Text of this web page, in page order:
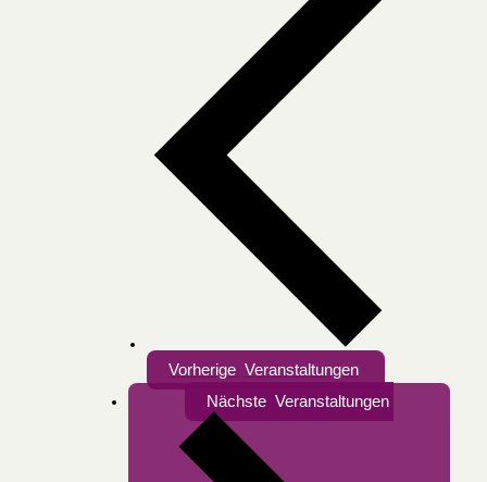
Vorherige Veranstaltungen
Nächste Veranstaltungen